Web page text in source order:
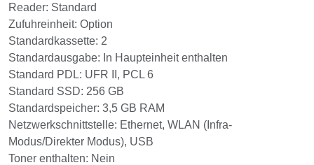
Reader: Standard
Zufuhreinheit: Option
Standardkassette: 2
Standardausgabe: In Haupteinheit enthalten
Standard PDL: UFR II, PCL 6
Standard SSD: 256 GB
Standardspeicher: 3,5 GB RAM
Netzwerkschnittstelle: Ethernet, WLAN (Infra-
Modus/Direkter Modus), USB
Toner enthalten: Nein